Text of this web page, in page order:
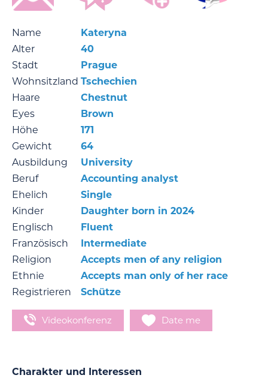
Name
Kateryna
Alter
40
Stadt
Prague
Wohnsitzland Tschechien
Haare
Chestnut
Eyes
Brown
Höhe
171
Gewicht
64
Ausbildung
University
Beruf
Accounting analyst
Ehelich
Single
Kinder
Daughter born in 2024
Englisch
Fluent
Französisch
Intermediate
Religion
Accepts men of any religion
Ethnie
Accepts man only of her race
Registrieren
Schütze
Videokonferenz Date me
Charakter und Interessen